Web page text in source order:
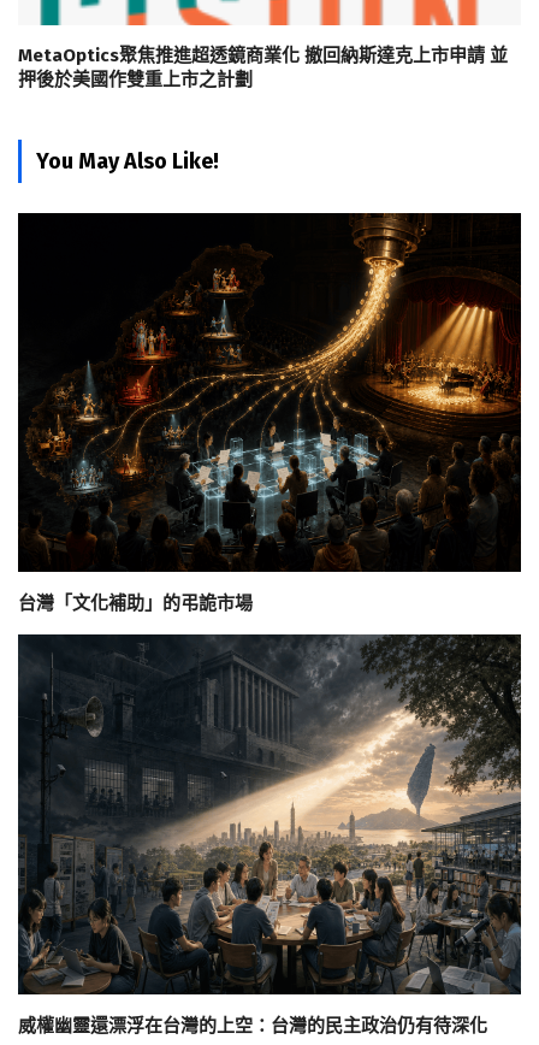
MetaOptics聚焦推進超透鏡商業化 撤回納斯達克上市申請 並
押後於美國作雙重上市之計劃
You May Also Like!
台灣「文化補助」的弔詭市場
威權幽靈還漂浮在台灣的上空：台灣的民主政治仍有待深化